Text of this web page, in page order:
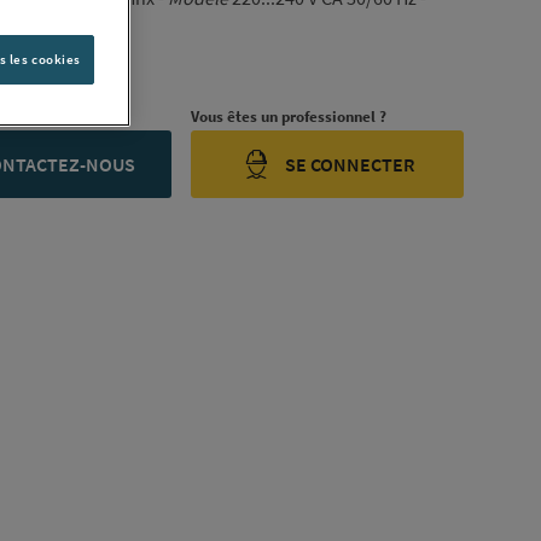
complète
NOUS
Vous êtes un professionnel ?
SE CONNECTER
les cookies